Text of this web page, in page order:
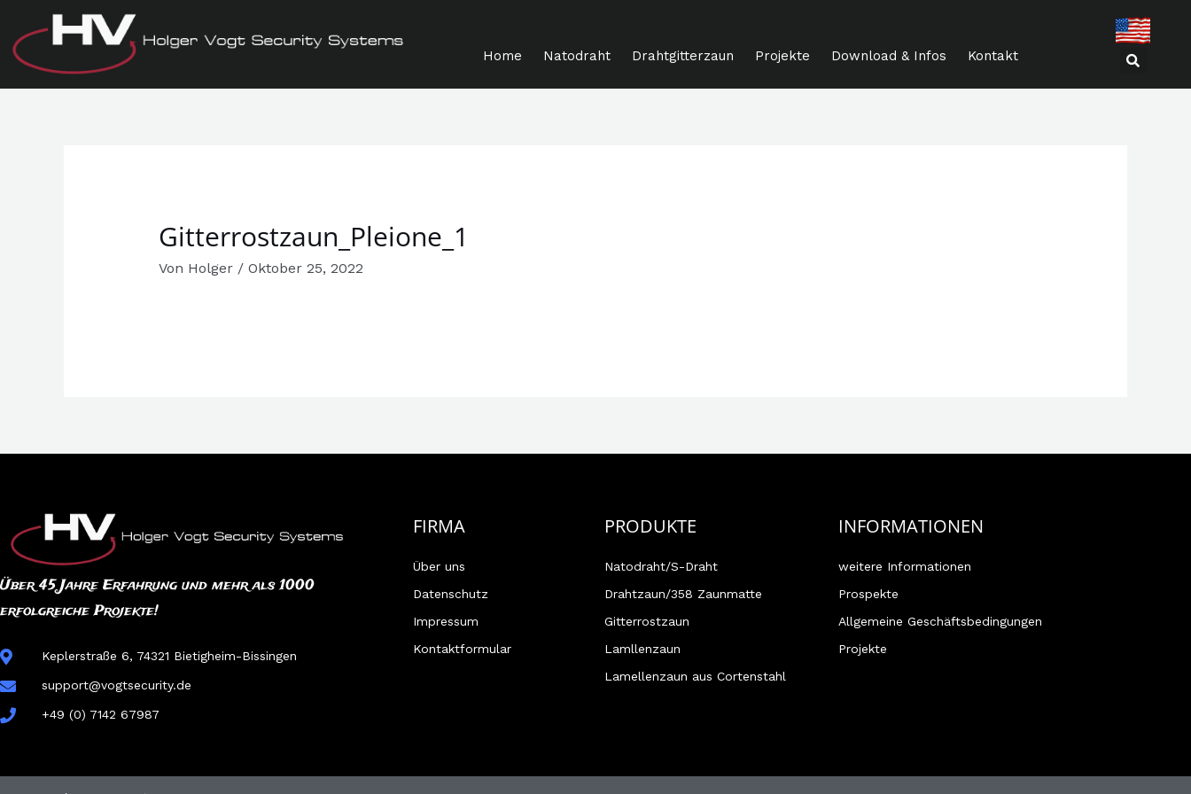
Inhalt
springen
Home Natodraht Drahtgitterzaun Projekte Download & Infos Kontakt
Gitterrostzaun_Pleione_1
Von Holger / Oktober 25, 2022
Über 45 Jahre Erfahrung und mehr als 1000
erfolgreiche Projekte!
Keplerstraße 6, 74321 Bietigheim-Bissingen
support@vogtsecurity.de
+49 (0) 7142 67987
FIRMA
Über uns
Datenschutz
Impressum
Kontaktformular
PRODUKTE
Natodraht/S-Draht
Drahtzaun/358 Zaunmatte
Gitterrostzaun
Lamllenzaun
Lamellenzaun aus Cortenstahl
INFORMATIONEN
weitere Informationen
Prospekte
Allgemeine Geschäftsbedingungen
Projekte